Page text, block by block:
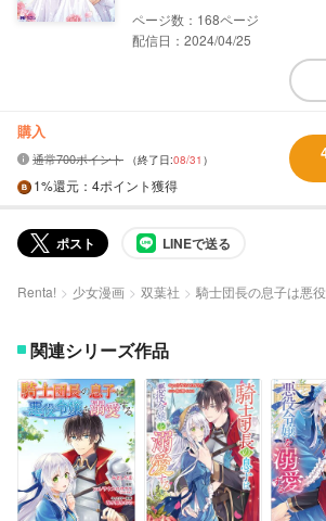
168
配信日：2024/04/25
購入
通常700ポイント （終了日:08/31 ）
1%還元 ：4ポイント獲得
ポスト LINEで送る
Renta! 少女漫画 双葉社 騎士団長の息子は悪
関連シリーズ作品